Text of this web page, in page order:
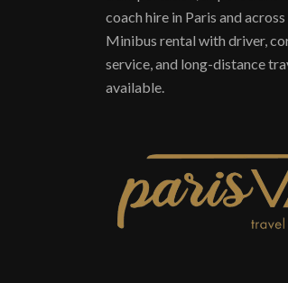
coach hire in Paris and
Minibus rental with driver,
service, and long-distance
available.